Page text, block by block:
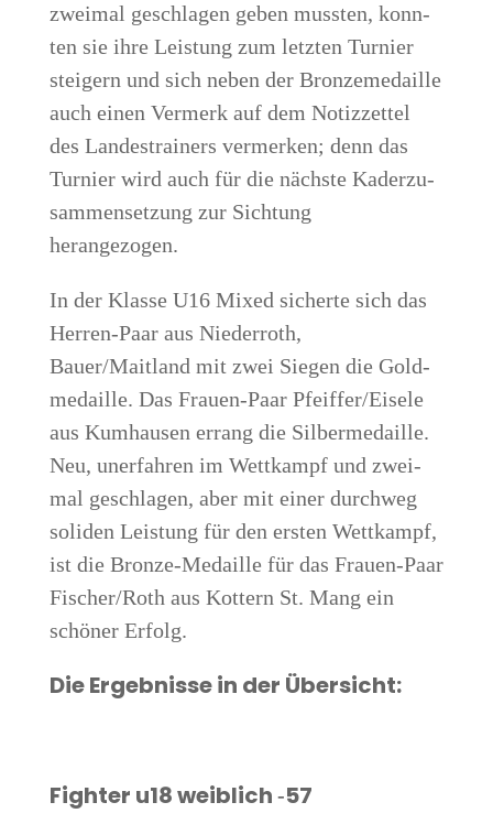
zwei­mal geschla­gen geben muss­ten, konn­
ten sie ihre Leis­tung zum letz­ten Tur­nier
stei­gern und sich neben der Bron­ze­me­dail­le
auch einen Ver­merk auf dem Notiz­zet­tel
des Lan­des­trai­ners ver­mer­ken; denn das
Tur­nier wird auch für die nächs­te Kad­er­zu­
sam­men­set­zung zur Sich­tung
herangezogen.
In der Klas­se U16 Mixed sicher­te sich das
Her­ren-Paar aus Nie­der­roth,
Bauer/Maitland mit zwei Sie­gen die Gold­
me­dail­le. Das Frau­en-Paar Pfeiffer/Eisele
aus Kum­hau­sen errang die Sil­ber­me­dail­le.
Neu, uner­fah­ren im Wett­kampf und zwei­
mal geschla­gen, aber mit einer durch­weg
soli­den Leis­tung für den ers­ten Wett­kampf,
ist die Bron­ze-Medail­le für das Frau­en-Paar
Fischer/Roth aus Kot­tern St. Mang ein
schö­ner Erfolg.
Die Ergeb­nis­se in der Übersicht:
Figh­ter u18 weib­lich ‑57